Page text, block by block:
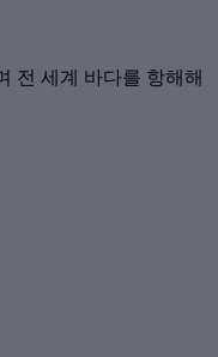
전 세계 바다를 항해해